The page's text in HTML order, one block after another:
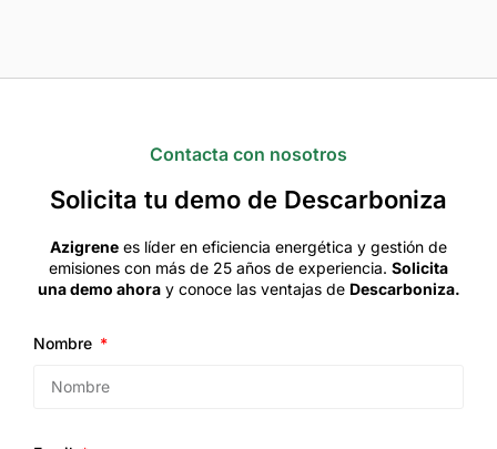
Contacta con nosotros
Solicita tu demo de Descarboniza
Azigrene es líder en eficiencia energética y gestión de
emisiones con más de 25 años de experiencia. Solicita
una demo ahoray conoce las ventajas de Descarboniza.
Nombre